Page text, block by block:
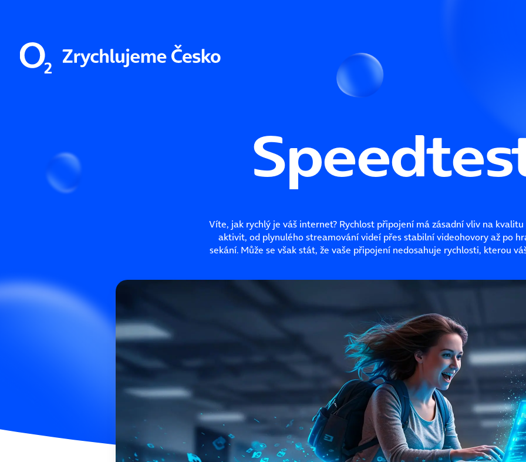
Víte, jak rychlý je váš internet? Rychlost připojení má zásadní vliv na
aktivit, od plynulého streamování videí přes stabilní videohovory až po
sekání. Může se však stát, že vaše připojení nedosahuje rychlosti, kterou